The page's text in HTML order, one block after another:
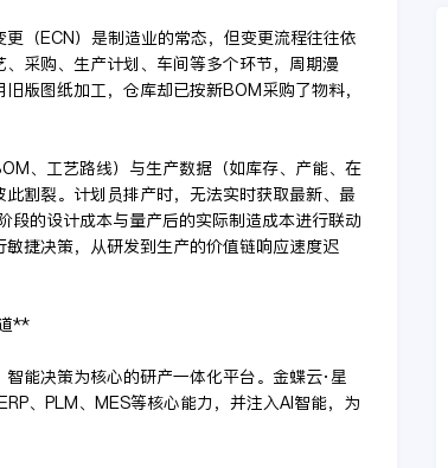
（ECN）是制造业的常态，但变更流程往往依
采购、生产计划、车间等多个环节，周期漫
版图纸加工，仓库却已按新BOM采购了物料，
、工艺路线）与生产数据（如库存、产能、在
割裂。计划员排产时，无法实时获取最新、最
的设计成本与量产后的实际制造成本进行联动
捷决策，从研发到生产的价值链响应速度迟
**
能决策为核心的研产一体化平台。金蝶云·星
、PLM、MES等核心能力，并注入AI智能，为